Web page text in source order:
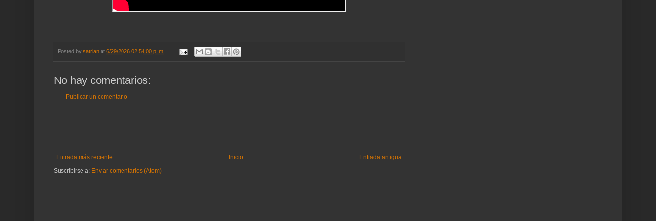
Posted by satrian at 6/29/2026 02:54:00 p. m.
No hay comentarios:
Publicar un comentario
Entrada más reciente Entrada antigua
Inicio
Suscribirse a: Enviar comentarios (Atom)